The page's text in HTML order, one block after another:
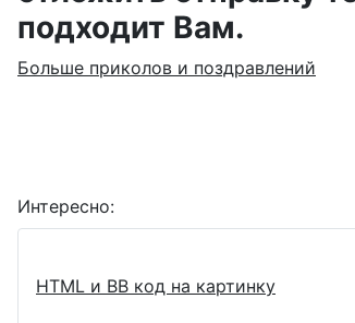
подходит Вам.
Больше приколов и поздравлений
Интересно:
HTML и BB код на картинку